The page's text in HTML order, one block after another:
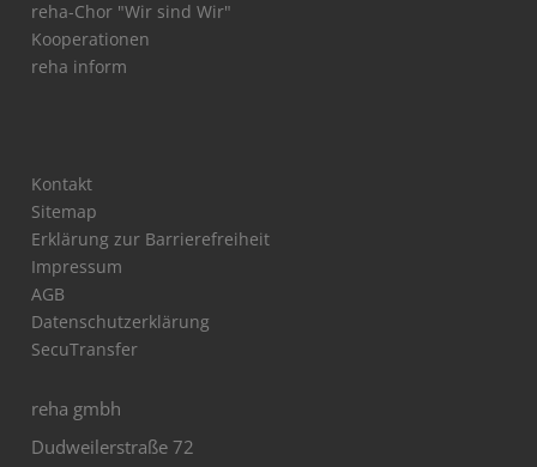
reha-Chor "Wir sind Wir"
Kooperationen
reha inform
Kontakt
Sitemap
Erklärung zur Barrierefreiheit
Impressum
AGB
Datenschutzerklärung
SecuTransfer
reha gmbh
Dudweilerstraße 72